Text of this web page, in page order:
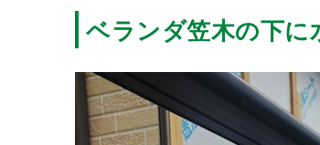
ベランダ笠木の下に